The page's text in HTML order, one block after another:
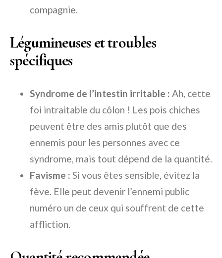
compagnie.
Légumineuses et troubles
spécifiques
Syndrome de l’intestin irritable : Ah, cette
foi intraitable du côlon ! Les pois chiches
peuvent être des amis plutôt que des
ennemis pour les personnes avec ce
syndrome, mais tout dépend de la quantité.
Favisme : Si vous êtes sensible, évitez la
fève. Elle peut devenir l’ennemi public
numéro un de ceux qui souffrent de cette
affliction.